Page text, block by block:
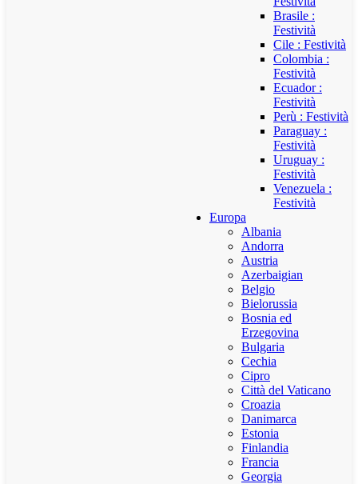
Brasile :
Festività
Cile : Festività
Colombia :
Festività
Ecuador :
Festività
Perù : Festività
Paraguay :
Festività
Uruguay :
Festività
Venezuela :
Festività
Europa
Albania
Andorra
Austria
Azerbaigian
Belgio
Bielorussia
Bosnia ed
Erzegovina
Bulgaria
Cechia
Cipro
Città del Vaticano
Croazia
Danimarca
Estonia
Finlandia
Francia
Georgia